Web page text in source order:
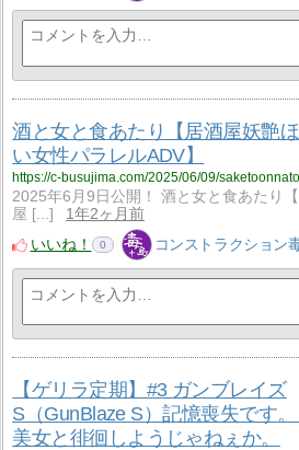
酒と女と食あたり【居酒屋妖艶
い女性パラレルADV】
2025年6月9日公開！ 酒と女と食あたり
屋 [...]
1年2ヶ月前
いいね！
0 コンストラクション
【ゲリラ定期】#3 ガンブレイズ
S（GunBlaze S）記憶喪失です
美女と徘徊しようじゃねぇか。